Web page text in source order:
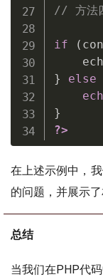
// 方法
if (
}
else
}
?>
在上述示例中，
的问题，并展示了
总结
当我们在PHP代